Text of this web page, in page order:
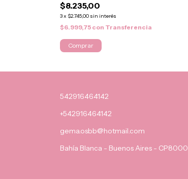
$8.235,00
3x $2.745,00 sin interés
$6.999,75 con Transferencia
Comprar
542916464142
+542916464142
gema.osbb@hotmail.com
Bahía Blanca - Buenos Aires - CP8000